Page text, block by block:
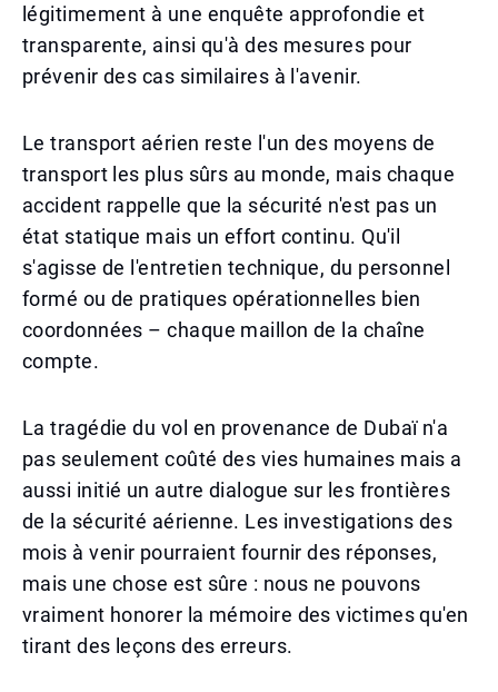
légitimement à une enquête approfondie et
transparente, ainsi qu'à des mesures pour
prévenir des cas similaires à l'avenir.
Le transport aérien reste l'un des moyens de
transport les plus sûrs au monde, mais chaque
accident rappelle que la sécurité n'est pas un
état statique mais un effort continu. Qu'il
s'agisse de l'entretien technique, du personnel
formé ou de pratiques opérationnelles bien
coordonnées – chaque maillon de la chaîne
compte.
La tragédie du vol en provenance de Dubaï n'a
pas seulement coûté des vies humaines mais a
aussi initié un autre dialogue sur les frontières
de la sécurité aérienne. Les investigations des
mois à venir pourraient fournir des réponses,
mais une chose est sûre : nous ne pouvons
vraiment honorer la mémoire des victimes qu'en
tirant des leçons des erreurs.